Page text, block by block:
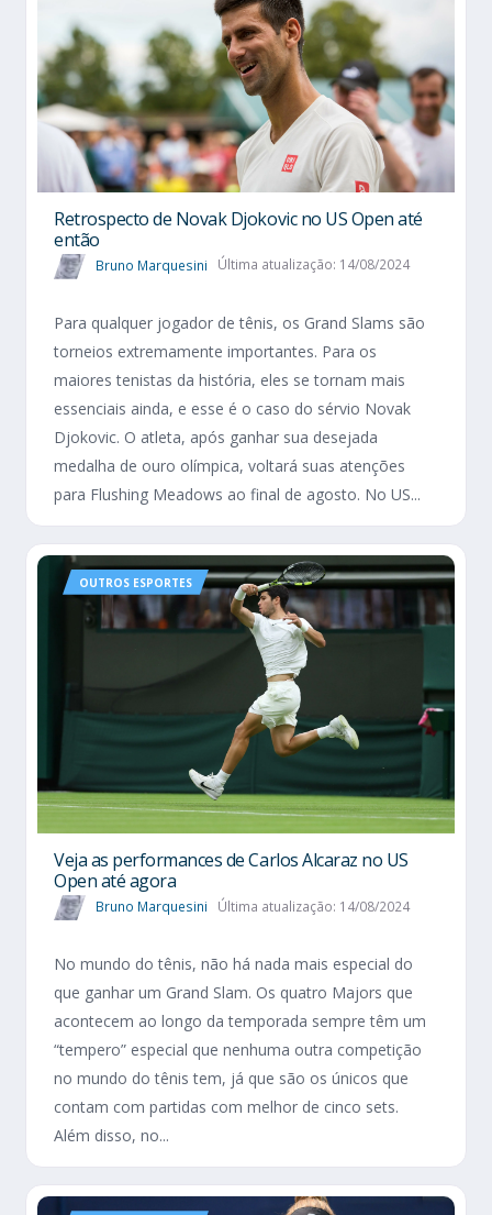
Retrospecto de Novak Djokovic no US Open até
então
Bruno Marquesini Última atualização: 14/08/2024
Para qualquer jogador de tênis, os Grand Slams são
torneios extremamente importantes. Para os
maiores tenistas da história, eles se tornam mais
essenciais ainda, e esse é o caso do sérvio Novak
Djokovic. O atleta, após ganhar sua desejada
medalha de ouro olímpica, voltará suas atenções
para Flushing Meadows ao final de agosto. No US...
OUTROS ESPORTES
Veja as performances de Carlos Alcaraz no US
Open até agora
Bruno Marquesini Última atualização: 14/08/2024
No mundo do tênis, não há nada mais especial do
que ganhar um Grand Slam. Os quatro Majors que
acontecem ao longo da temporada sempre têm um
“tempero” especial que nenhuma outra competição
no mundo do tênis tem, já que são os únicos que
contam com partidas com melhor de cinco sets.
Além disso, no...